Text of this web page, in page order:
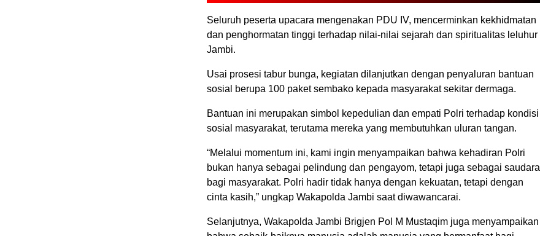
Seluruh peserta upacara mengenakan PDU IV, mencerminkan kekhidmatan
dan penghormatan tinggi terhadap nilai-nilai sejarah dan spiritualitas leluhur
Jambi.
Usai prosesi tabur bunga, kegiatan dilanjutkan dengan penyaluran bantuan
sosial berupa 100 paket sembako kepada masyarakat sekitar dermaga.
Bantuan ini merupakan simbol kepedulian dan empati Polri terhadap kondisi
sosial masyarakat, terutama mereka yang membutuhkan uluran tangan.
“Melalui momentum ini, kami ingin menyampaikan bahwa kehadiran Polri
bukan hanya sebagai pelindung dan pengayom, tetapi juga sebagai saudara
bagi masyarakat. Polri hadir tidak hanya dengan kekuatan, tetapi dengan
cinta kasih,” ungkap Wakapolda Jambi saat diwawancarai.
Selanjutnya, Wakapolda Jambi Brigjen Pol M Mustaqim juga menyampaikan